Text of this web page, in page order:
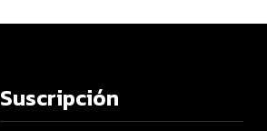
Suscripción